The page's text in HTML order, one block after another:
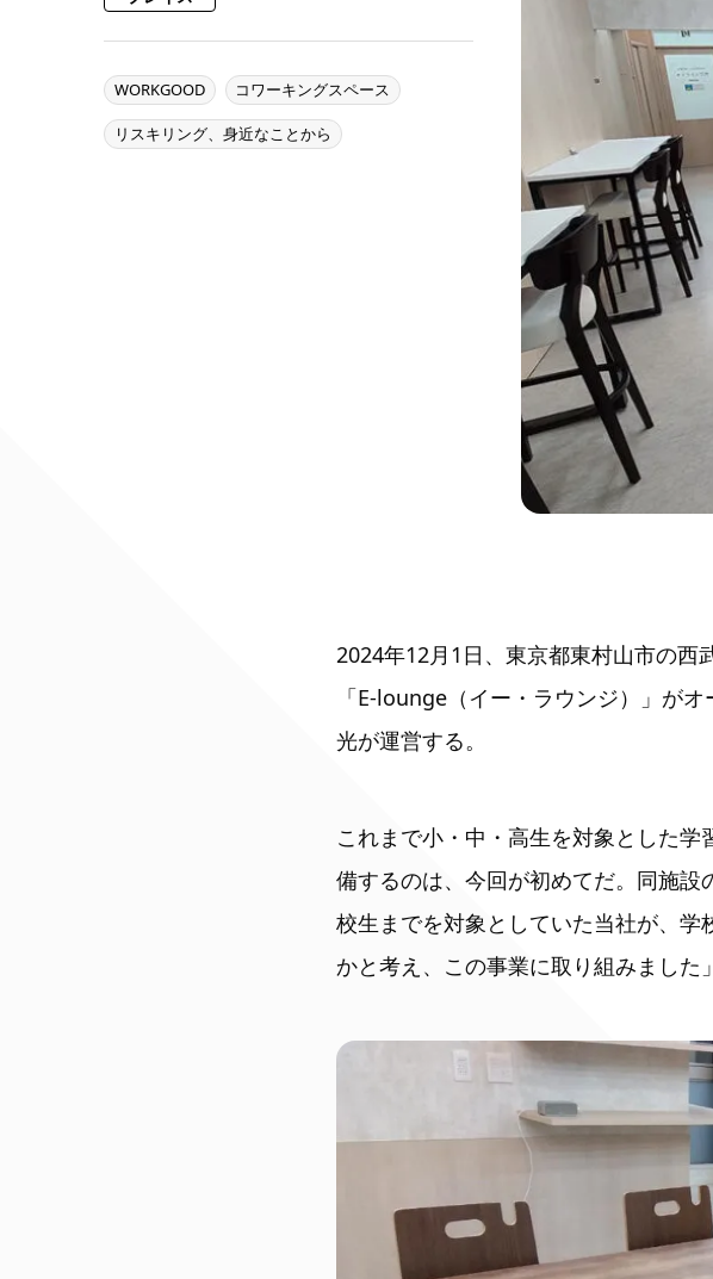
WORKGOOD コワーキングスペース
リスキリング、身近なことから
2024年12月1日、東京都東村山市の西
「E-lounge（イー・ラウンジ）」が
光が運営する。
これまで小・中・高生を対象とした
備するのは、今回が初めてだ。同施
校生までを対象としていた当社が、
かと考え、この事業に取り組みました